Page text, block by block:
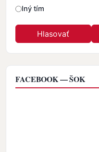
Iný tím
FACEBOOK — ŠOK